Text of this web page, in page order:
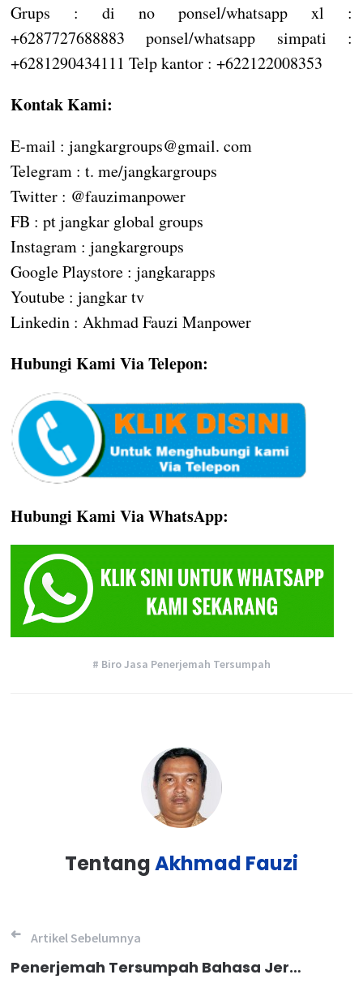
Grups : di no ponsel/whatsapp xl :
+6287727688883 ponsel/whatsapp simpati :
+6281290434111 Telp kantor : +622122008353
Kontak Kami:
E-mail : jangkargroups@gmail. com
Telegram : t. me/jangkargroups
Twitter : @fauzimanpower
FB : pt jangkar global groups
Instagram : jangkargroups
Google Playstore : jangkarapps
Youtube : jangkar tv
Linkedin : Akhmad Fauzi Manpower
Hubungi Kami Via Telepon:
Hubungi Kami Via WhatsApp:
# Biro Jasa Penerjemah Tersumpah
TentangAkhmad Fauzi
Navigasi
pos
Artikel Sebelumnya
Penerjemah Tersumpah Bahasa Jerman Resmi dan Akurat di Mamberamo Tengah, Hubungi 0877 2768 8883